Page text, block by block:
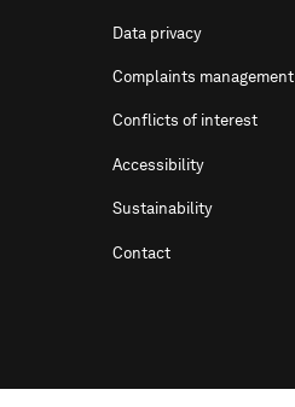
Data privacy
Complaints management
Conflicts of interest
Accessibility
Sustainability
Contact